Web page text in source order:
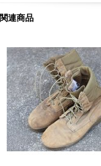
関連商品